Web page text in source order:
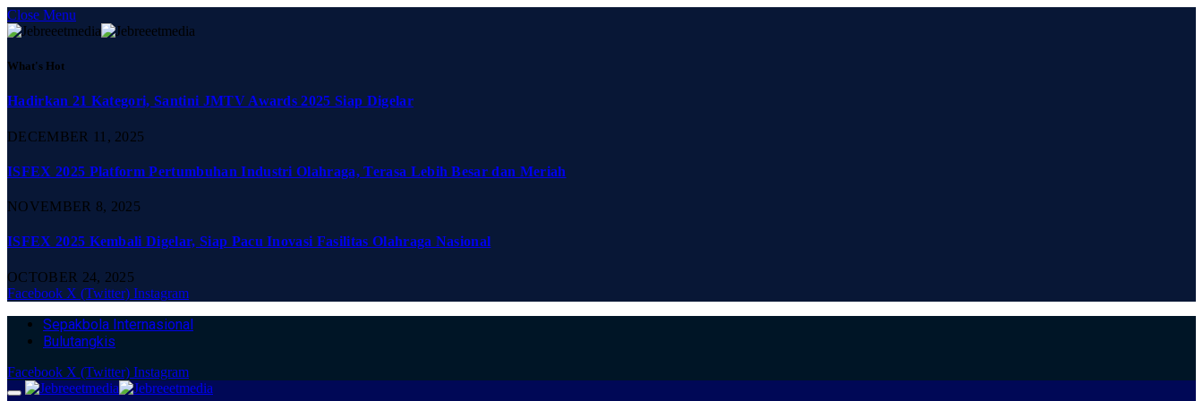
Close Menu
What's Hot
Hadirkan 21 Kategori, Santini JMTV Awards 2025 Siap Digelar
DECEMBER 11, 2025
ISFEX 2025 Platform Pertumbuhan Industri Olahraga, Terasa Lebih Besar dan Meriah
NOVEMBER 8, 2025
ISFEX 2025 Kembali Digelar, Siap Pacu Inovasi Fasilitas Olahraga Nasional
OCTOBER 24, 2025
Facebook X (Twitter) Instagram
Sepakbola Internasional
Bulutangkis
Facebook X (Twitter) Instagram